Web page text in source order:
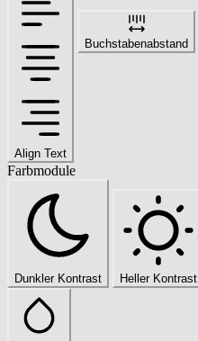
Align Text
Buchstabenabstand
Farbmodule
Dunkler Kontrast Heller Kontrast